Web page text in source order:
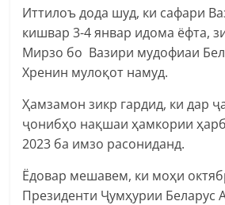
Иттилоъ дода шуд, ки сафари
кишвар 3-4 январ идома ёфта,
Мирзо бо Вазири мудофиаи
Хренин мулоқот намуд.
Ҳамзамон зикр гардид, ки дар
ҷонибҳо нақшаи ҳамкории
2023 ба имзо расониданд.
Ёдовар мешавем, ки моҳи
Президенти Ҷумҳурии Беларус